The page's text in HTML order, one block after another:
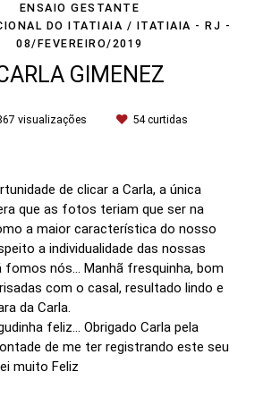
ENSAIO GESTANTE
DO ITATIAIA / ITATIAIA - RJ
08/FEVEREIRO/2019
GIMENEZ
visualizações 54curtidas
de clicar a Carla, a única
que as fotos teriam que ser na
a maior característica do nosso
a individualidade das nossas
fomos nós... Manhã fresquinha, bom
com o casal, resultado lindo e
da Carla.
feliz... Obrigado Carla pela
de me ter registrando este seu
muito Feliz